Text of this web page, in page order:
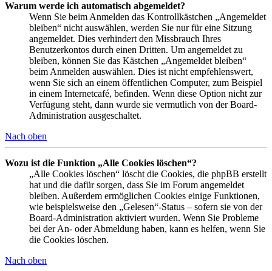
Warum werde ich automatisch abgemeldet?
Wenn Sie beim Anmelden das Kontrollkästchen „Angemeldet
bleiben“ nicht auswählen, werden Sie nur für eine Sitzung
angemeldet. Dies verhindert den Missbrauch Ihres
Benutzerkontos durch einen Dritten. Um angemeldet zu
bleiben, können Sie das Kästchen „Angemeldet bleiben“
beim Anmelden auswählen. Dies ist nicht empfehlenswert,
wenn Sie sich an einem öffentlichen Computer, zum Beispiel
in einem Internetcafé, befinden. Wenn diese Option nicht zur
Verfügung steht, dann wurde sie vermutlich von der Board-
Administration ausgeschaltet.
Nach oben
Wozu ist die Funktion „Alle Cookies löschen“?
„Alle Cookies löschen“ löscht die Cookies, die phpBB erstellt
hat und die dafür sorgen, dass Sie im Forum angemeldet
bleiben. Außerdem ermöglichen Cookies einige Funktionen,
wie beispielsweise den „Gelesen“-Status – sofern sie von der
Board-Administration aktiviert wurden. Wenn Sie Probleme
bei der An- oder Abmeldung haben, kann es helfen, wenn Sie
die Cookies löschen.
Nach oben